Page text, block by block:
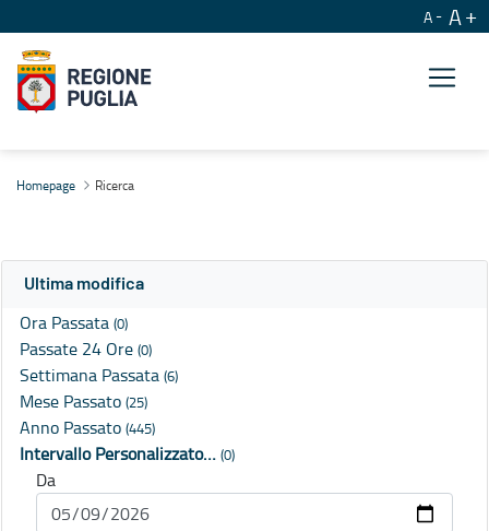
A A
Homepage Ricerca
Ultima modifica
Ora Passata (0)
Passate 24 Ore (0)
Settimana Passata (6)
Mese Passato (25)
Anno Passato (445)
Intervallo Personalizzato… (0)
Da